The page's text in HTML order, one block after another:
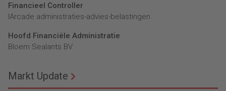
Financieel Controller
lArcade administraties-advies-belastingen
Hoofd Financiële Administratie
Bloem Sealants BV
Markt Update